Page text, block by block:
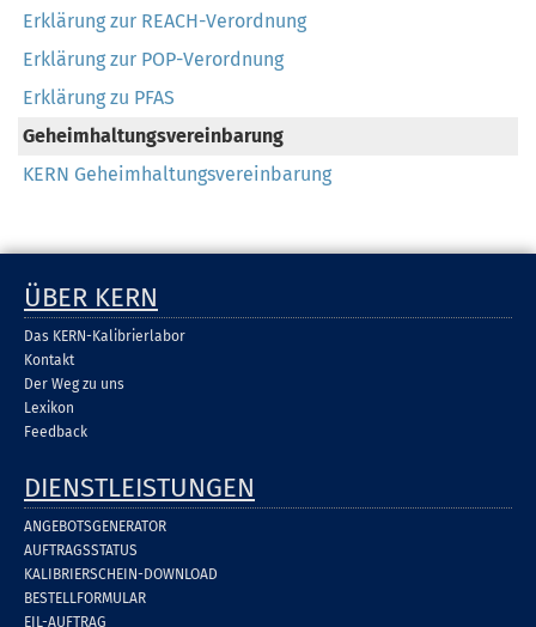
Erklärung zur REACH-Verordnung
Erklärung zur POP-Verordnung
Erklärung zu PFAS
Geheimhaltungsvereinbarung
KERN Geheimhaltungsvereinbarung
ÜBER KERN
Das KERN-Kalibrierlabor
Kontakt
Der Weg zu uns
Lexikon
Feedback
DIENSTLEISTUNGEN
ANGEBOTSGENERATOR
AUFTRAGSSTATUS
KALIBRIERSCHEIN-DOWNLOAD
BESTELLFORMULAR
EIL-AUFTRAG